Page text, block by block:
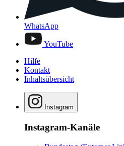
WhatsApp
YouTube
Hilfe
Kontakt
Inhaltsübersicht
Instagram
Instagram-Kanäle